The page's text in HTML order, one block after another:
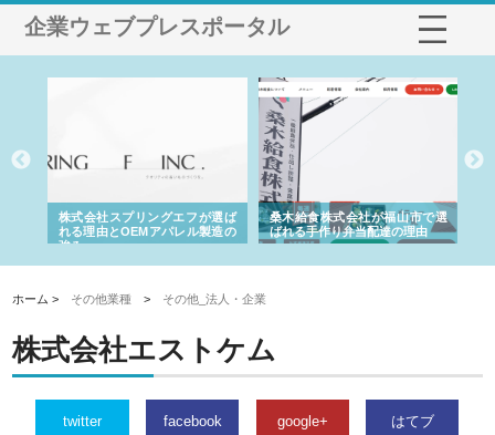
企業ウェブプレスポータル
株式会社スプリングエフが選ば
れる理由とOEMアパレル製造の
強み
桑木給食株式会社が福山市で選
ばれる手作り弁当配達の理由
ホーム > その他業種 > その他_法人・企業
株式会社エストケム
twitter facebook google+ はてブ